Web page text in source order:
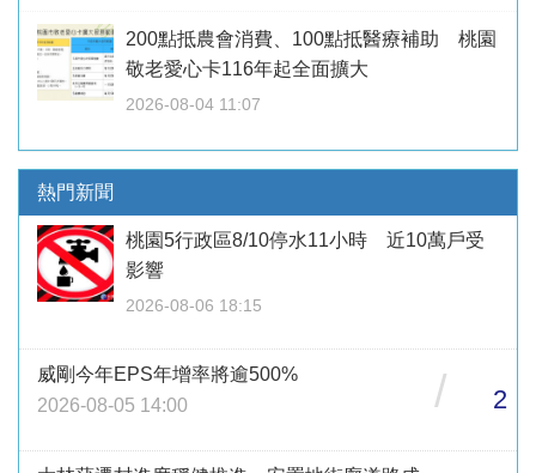
200點抵農會消費、100點抵醫療補助 桃園
敬老愛心卡116年起全面擴大
2026-08-04 11:07
熱門新聞
桃園5行政區8/10停水11小時 近10萬戶受
影響
2026-08-06 18:15
威剛今年EPS年增率將逾500%
2026-08-05 14:00
/ 2